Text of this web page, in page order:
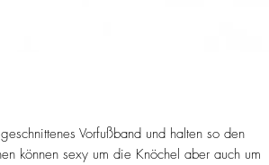
Vorfußband und halten so den
können sexy um die Knöchel aber auch um